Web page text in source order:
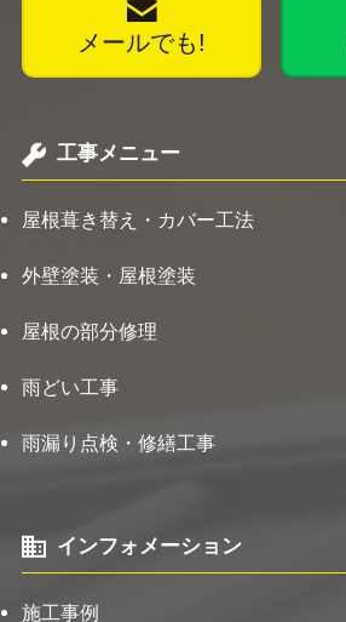
メールでも!
工事メニュー
屋根葺き替え・カバー工法
外壁塗装・屋根塗装
屋根の部分修理
雨どい工事
雨漏り点検・修繕工事
インフォメーション
施工事例